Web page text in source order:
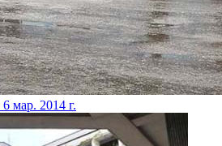
6 мар. 2014 г.